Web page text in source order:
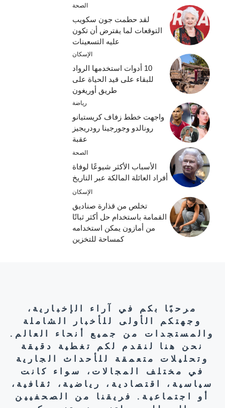
الصحة
لقد حطمت جون سكويب
التوقعات لما يفترض أن تكون
عليه التسعينات
الإسكان
10 أدوات استخدمها الرواد
للبقاء على قيد الحياة على
طريق أوريغون
رياضة
واجهت خطط زفاف كريستيانو
رونالدو وجورجينا رودريجيز
عقبة
الصحة
الأسباب الأكثر شيوعًا لوفاة
أفراد العائلة المالكة عبر التاريخ
الإسكان
تخلص من قذارة صناديق
القمامة باستخدام حل أكثر ثباتًا
من أمازون يمكن استخدامه
كمساحة للتخزين
مرحبًا بكم في آراء الإخبارية،
وجهتكم الأولى للأخبار الشاملة
والمستجدات من جميع أنحاء العالم.
نحن هنا لنقدم لكم تغطية دقيقة
وتحليلات متعمقة للأحداث الجارية
في مختلف المجالات، سواء كانت
سياسية، اقتصادية، رياضية، ثقافية،
أو اجتماعية. فريقنا من الصحفيين